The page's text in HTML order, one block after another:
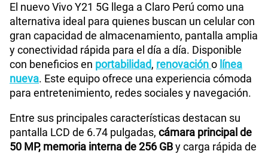
El nuevo Vivo Y21 5G llega a Claro Perú como una
alternativa ideal para quienes buscan un celular con
gran capacidad de almacenamiento, pantalla amplia
y conectividad rápida para el día a día. Disponible
con beneficios en portabilidad, renovacióno línea
nueva. Este equipo ofrece una experiencia cómoda
para entretenimiento, redes sociales y navegación.
Entre sus principales características destacan su
pantalla LCD de 6.74 pulgadas, cámara principal de
50 MP, memoria interna de 256 GBy carga rápida de